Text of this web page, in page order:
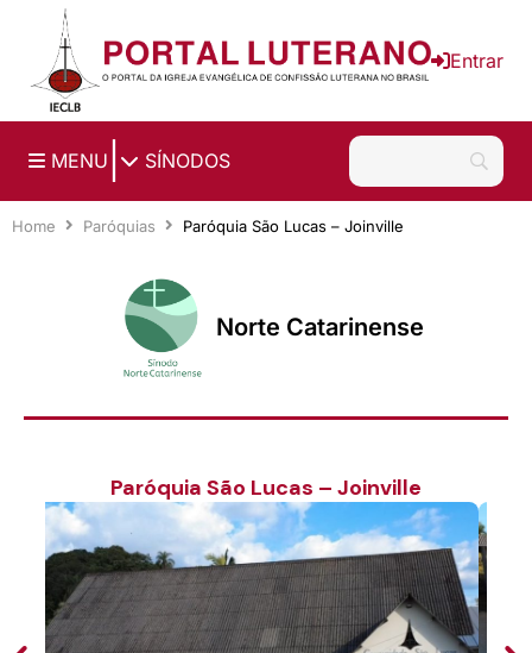
Ir para o conteúdo principal
Entrar
MENU SÍNODOS
Home Paróquias Paróquia São Lucas – Joinville
Norte Catarinense
Paróquia São Lucas – Joinville